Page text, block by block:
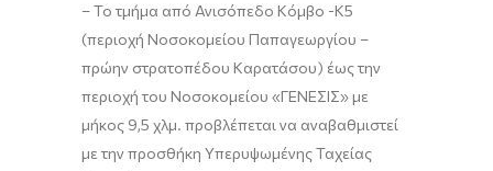
– Το τμήμα από Ανισόπεδο Κόμβο -Κ5
(περιοχή Νοσοκομείου Παπαγεωργίου –
πρώην στρατοπέδου Καρατάσου) έως την
περιοχή του Νοσοκομείου «ΓΕΝΕΣΙΣ» με
μήκος 9,5 χλμ. προβλέπεται να αναβαθμιστεί
με την προσθήκη Υπερυψωμένης Ταχείας